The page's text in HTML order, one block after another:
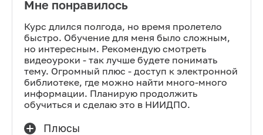
Мне понравилось
Курс длился полгода, но время пролетело
быстро. Обучение для меня было сложным,
но интересным. Рекомендую смотреть
видеоуроки - так лучше будете понимать
тему. Огромный плюс - доступ к электронной
библиотеке, где можно найти много-много
информации. Планирую продолжить
обучиться и сделаю это в НИИДПО.
Плюсы